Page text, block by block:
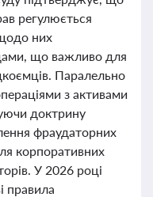
регулюється
них
що важливо для
Паралельно
з активами
доктрину
фраудаторних
корпоративних
У 2026 році
правила